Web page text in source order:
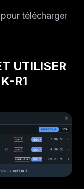
pour télécharger
UTILISER
R1